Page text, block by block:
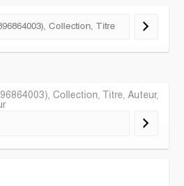
Collection, Titre, Auteur,